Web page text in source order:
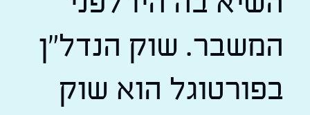
המשבר. שוק הנדל"ן
בפורטוגל הוא שוק